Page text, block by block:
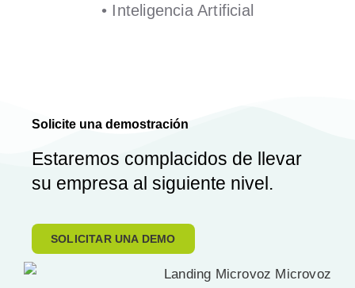
• Inteligencia Artificial
Solicite una demostración
Estaremos complacidos de llevar
su empresa al siguiente nivel.
SOLICITAR UNA DEMO